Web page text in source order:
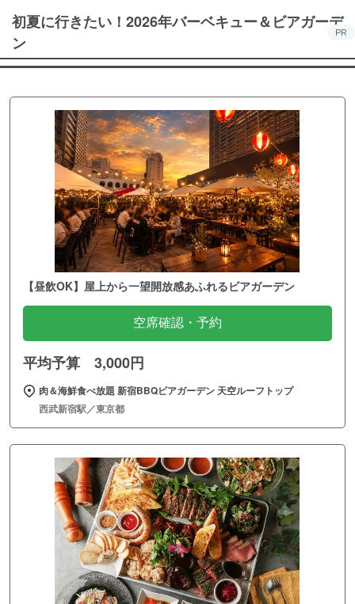
初夏に行きたい！2026年バーベキュー＆ビアガーデ
ン
PR
【昼飲OK】屋上から一望開放感あふれるビアガーデン
空席確認・予約
平均予算 3,000円
肉＆海鮮食べ放題 新宿BBQビアガーデン 天空ルーフトップ
西武新宿駅／東京都